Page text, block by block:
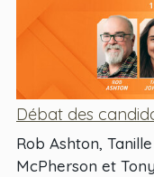
Débat des
Rob Ashton,
McPherson et